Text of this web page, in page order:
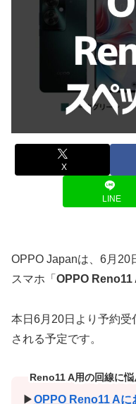
X
LINE
OPPO Japanは、6月20
スマホ「 OPPO Reno11
本日6月20日より予約
される予定です。
Reno11 A用の回線に
▶OPPO Reno11 Aに